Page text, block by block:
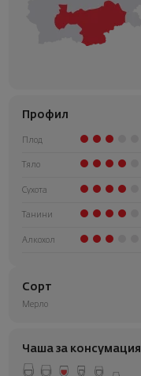
Профил
Плод
Тяло
Сухота
Танини
Алкохол
Сорт
Мерло
Чаша за консумация